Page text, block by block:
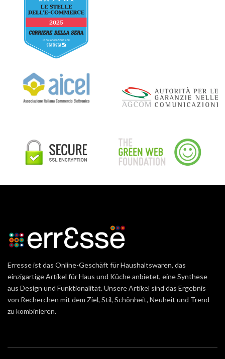
Erresse ist das Online-Geschäft für Haushaltswaren, das
einzigartige Artikel für Haus und Küche anbietet, eine Synthese
aus Design und Funktionalität. Unsere Artikel sind das Ergebnis
von Recherchen mit dem Ziel, Stil, Schönheit, Neuheit und Trend
zu kombinieren.